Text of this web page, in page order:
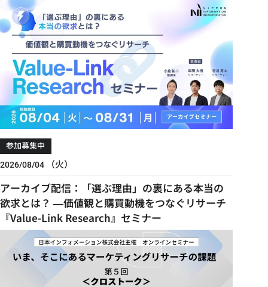
参加募集中
2026/08/04 （火）
アーカイブ配信：「選ぶ理由」の裏にある本当の
欲求とは？ ―価値観と購買動機をつなぐリサーチ
『Value-Link Research』セミナー